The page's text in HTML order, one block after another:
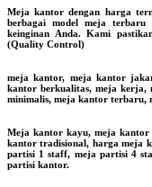
Meja kantor dengan harga
berbagai model meja terbaru
keinginan Anda. Kami
(Quality Control)
meja kantor, meja kantor
kantor berkualitas, meja
minimalis, meja kantor
Meja kantor kayu, meja
kantor tradisional, harga meja
partisi 1 staff, meja partisi 4
partisi kantor.